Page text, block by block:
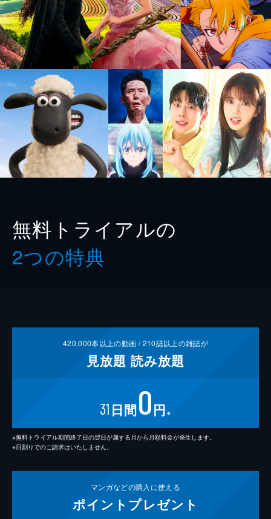
無料トライアルの
2つの特典
420,000本以上の動画 /210誌以上の雑誌が
見放題 読み放題
31 日間0円 ※
※無料トライアル期間終了日の翌日が属する月から月額料金が発生します。
※日割りでのご請求はいたしません。
マンガなどの購入に使える
ポイント プレゼント